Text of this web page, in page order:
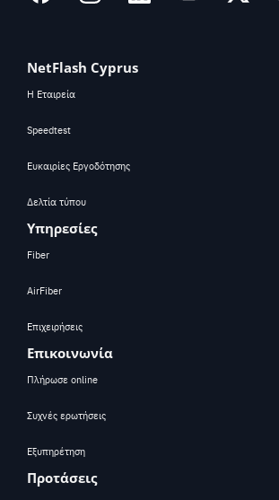
NetFlash Cyprus
Η Εταιρεία
Speedtest
Ευκαιρίες Εργοδότησης
Δελτία τύπου
Υπηρεσίες
Fiber
AirFiber
Επιχειρήσεις
Επικοινωνία
Πλήρωσε online
Συχνές ερωτήσεις
Εξυπηρέτηση
Προτάσεις